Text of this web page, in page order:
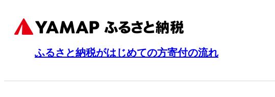
ふるさと納税がはじめての方寄付の流れ